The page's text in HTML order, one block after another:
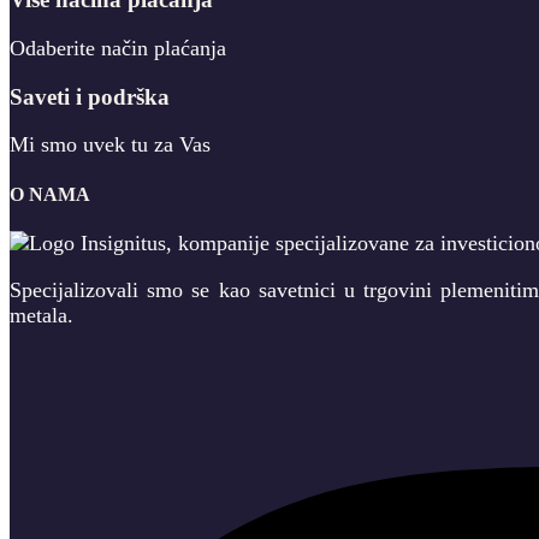
Odaberite način plaćanja
Saveti i podrška
Mi smo uvek tu za Vas
O NAMA
Specijalizovali smo se kao savetnici u trgovini
metala.